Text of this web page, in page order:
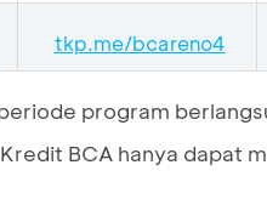
tkp.me/bcareno4
program
Kredit BCA hanya dapat